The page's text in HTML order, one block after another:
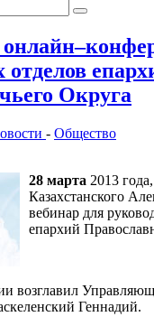
Округа
- Общество
28 марта 2013
Казахстанского
вебинар для
епархий
возглавил
Геннадий.